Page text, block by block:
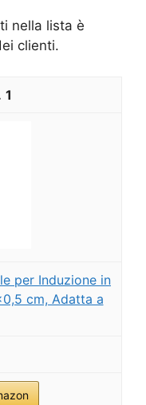
nella lista è
clienti.
1
per Induzione in
cm, Adatta a